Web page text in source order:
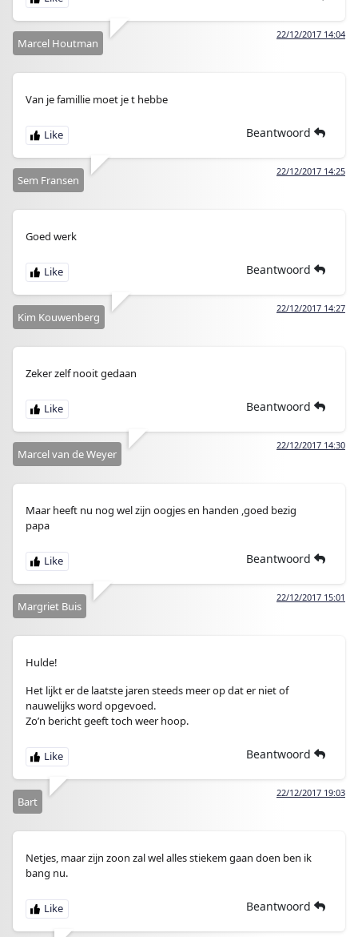
22/12/2017 14:04
Marcel Houtman
Van je famillie moet je t hebbe
Beantwoord
22/12/2017 14:25
Sem Fransen
Goed werk
Beantwoord
22/12/2017 14:27
Kim Kouwenberg
Zeker zelf nooit gedaan
Beantwoord
22/12/2017 14:30
Marcel van de Weyer
Maar heeft nu nog wel zijn oogjes en handen ,goed bezig
papa
Beantwoord
22/12/2017 15:01
Margriet Buis
Hulde!
Het lijkt er de laatste jaren steeds meer op dat er niet of
nauwelijks word opgevoed.
Zo’n bericht geeft toch weer hoop.
Beantwoord
22/12/2017 19:03
Bart
Netjes, maar zijn zoon zal wel alles stiekem gaan doen ben ik
bang nu.
Beantwoord